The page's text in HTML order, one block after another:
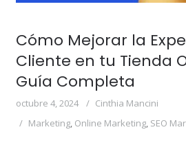
Cómo Mejorar la
Cliente en tu Tienda
Guía Completa
octubre 4, 2024
Cinthia Mancini
Marketing, Online Marketing, SEO